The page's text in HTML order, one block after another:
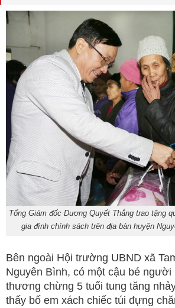
Tổng Giám đốc Dương Quyết Thắng trao tặng
gia đình chính sách trên địa bàn huyện
Bên ngoài Hội trường UBND xã
Nguyên Bình, có một cậu bé người
thương chừng 5 tuổi tung tăng
thấy bố em xách chiếc túi đựng